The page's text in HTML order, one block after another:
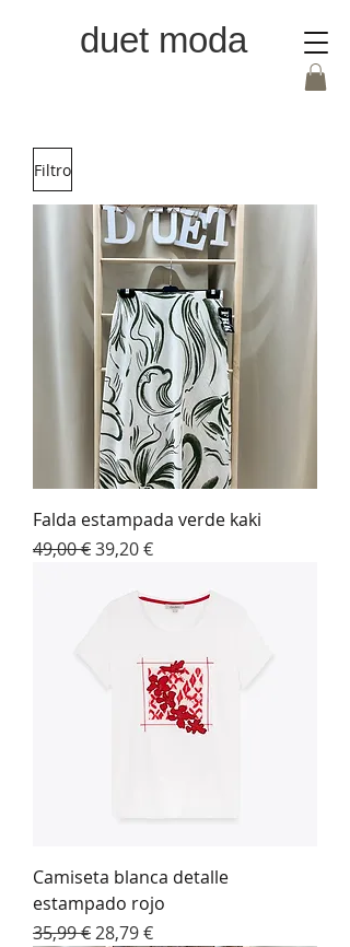
duet moda
Filtro
Falda estampada verde kaki
Precio
49,00 €Precio de oferta
39,20 €
Camiseta blanca detalle
estampado rojo
Precio
35,99 € Precio de oferta
28,79 €